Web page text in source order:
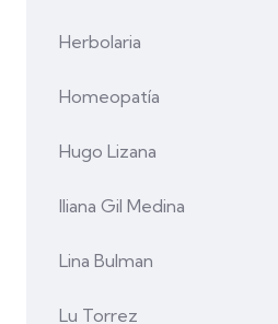
Herbolaria
Homeopatía
Hugo Lizana
Iliana Gil Medina
Lina Bulman
Lu Torrez